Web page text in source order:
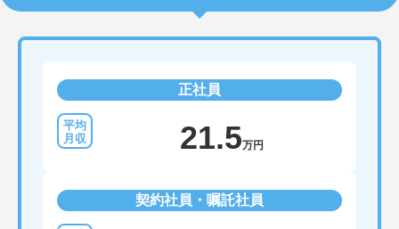
正社員
21.5万円
契約社員・嘱託社員